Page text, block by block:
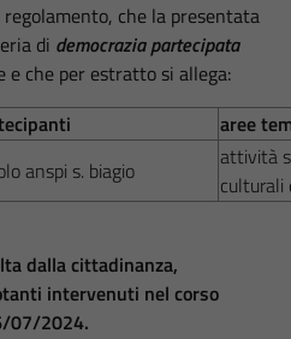
che la presentata
di democrazia partecipata
e che per estratto si allega:
aree
anspi s. biagio
attività
culturali
dalla cittadinanza,
intervenuti nel corso
07/2024.